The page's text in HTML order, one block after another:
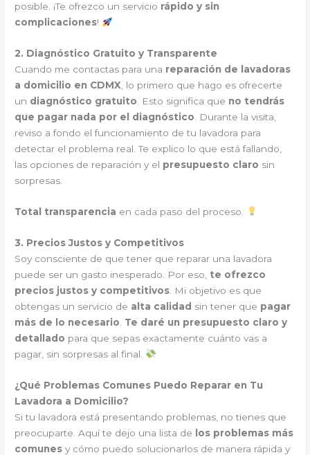
posible. ¡Te ofrezco un servicio rápido y sin
complicaciones!
2. Diagnóstico Gratuito y Transparente
Cuando me contactas para una reparación de lavadoras
a domicilio en CDMX , lo primero que hago es ofrecerte
un diagnóstico gratuito . Esto significa que no tendrás
que pagar nada por el diagnóstico . Durante la visita,
reviso a fondo el funcionamiento de tu lavadora para
detectar el problema real. Te explico lo que está fallando,
las opciones de reparación y el presupuesto claro sin
sorpresas.
Total transparencia en cada paso del proceso.
3. Precios Justos y Competitivos
Soy consciente de que tener que reparar una lavadora
puede ser un gasto inesperado. Por eso, te ofrezco
precios justos y competitivos . Mi objetivo es que
obtengas un servicio de alta calidad sin tener que pagar
más de lo necesario Te daré un presupuesto claro y
detallado para que sepas exactamente cuánto vas a
pagar, sin sorpresas al final.
¿Qué Problemas Comunes Puedo Reparar en Tu
Lavadora a Domicilio?
Si tu lavadora está presentando problemas, no tienes que
preocuparte. Aquí te dejo una lista de los problemas más
comunes y cómo puedo solucionarlos de manera rápida y